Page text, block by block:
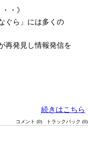
・》
ぐら」には多くの
再発見し情報発信を
続きはこちら
コメント (0) トラックバック (0)